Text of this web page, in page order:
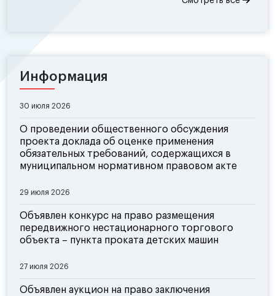
Информация
30 июля 2026
О проведении общественного обсуждения
проекта доклада об оценке применения
обязательных требований, содержащихся в
муниципальном нормативном правовом акте
29 июля 2026
Объявлен конкурс на право размещения
передвижного нестационарного торгового
объекта – пункта проката детских машин
27 июля 2026
Объявлен аукцион на право заключения